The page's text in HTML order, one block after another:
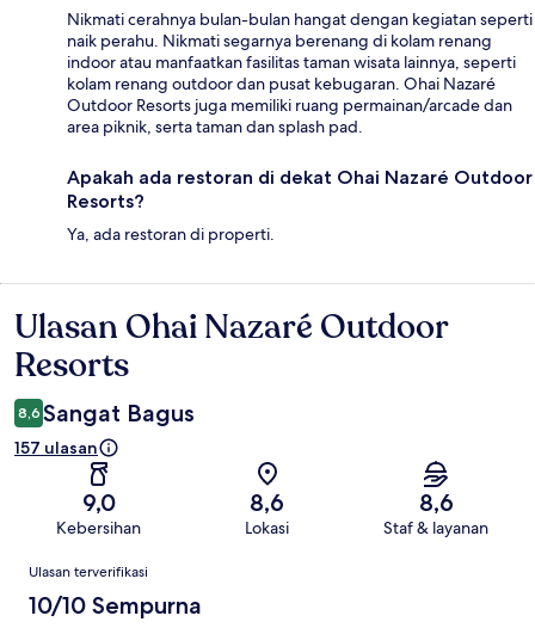
Nikmati cerahnya bulan-bulan hangat dengan kegiatan seperti
naik perahu. Nikmati segarnya berenang di kolam renang
indoor atau manfaatkan fasilitas taman wisata lainnya, seperti
kolam renang outdoor dan pusat kebugaran. Ohai Nazaré
Outdoor Resorts juga memiliki ruang permainan/arcade dan
area piknik, serta taman dan splash pad.
Apakah ada restoran di dekat Ohai Nazaré Outdoor
Resorts?
Ya, ada restoran di properti.
Ulasan
Ulasan Ohai Nazaré Outdoor
Resorts
8,6 Sangat Bagus
157 ulasan
9,0
Kebersihan
8,6
Lokasi
8,6
Staf & layanan
Ulasan
Ulasan terverifikasi
10/10 Sempurna